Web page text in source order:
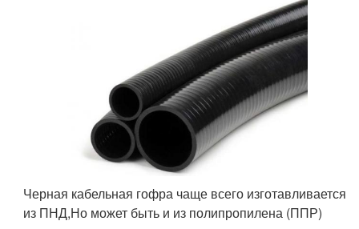
Черная кабельная гофра чаще всего изготавливается
из ПНД,Но может быть и из полипропилена (ППР)